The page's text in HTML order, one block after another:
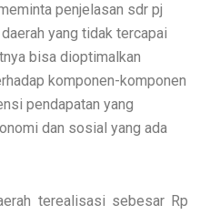
penjelasan sdr pj
yang tidak tercapai
bisa dioptimalkan
komponen-komponen
pendapatan yang
dan sosial yang ada
terealisasi sebesar Rp